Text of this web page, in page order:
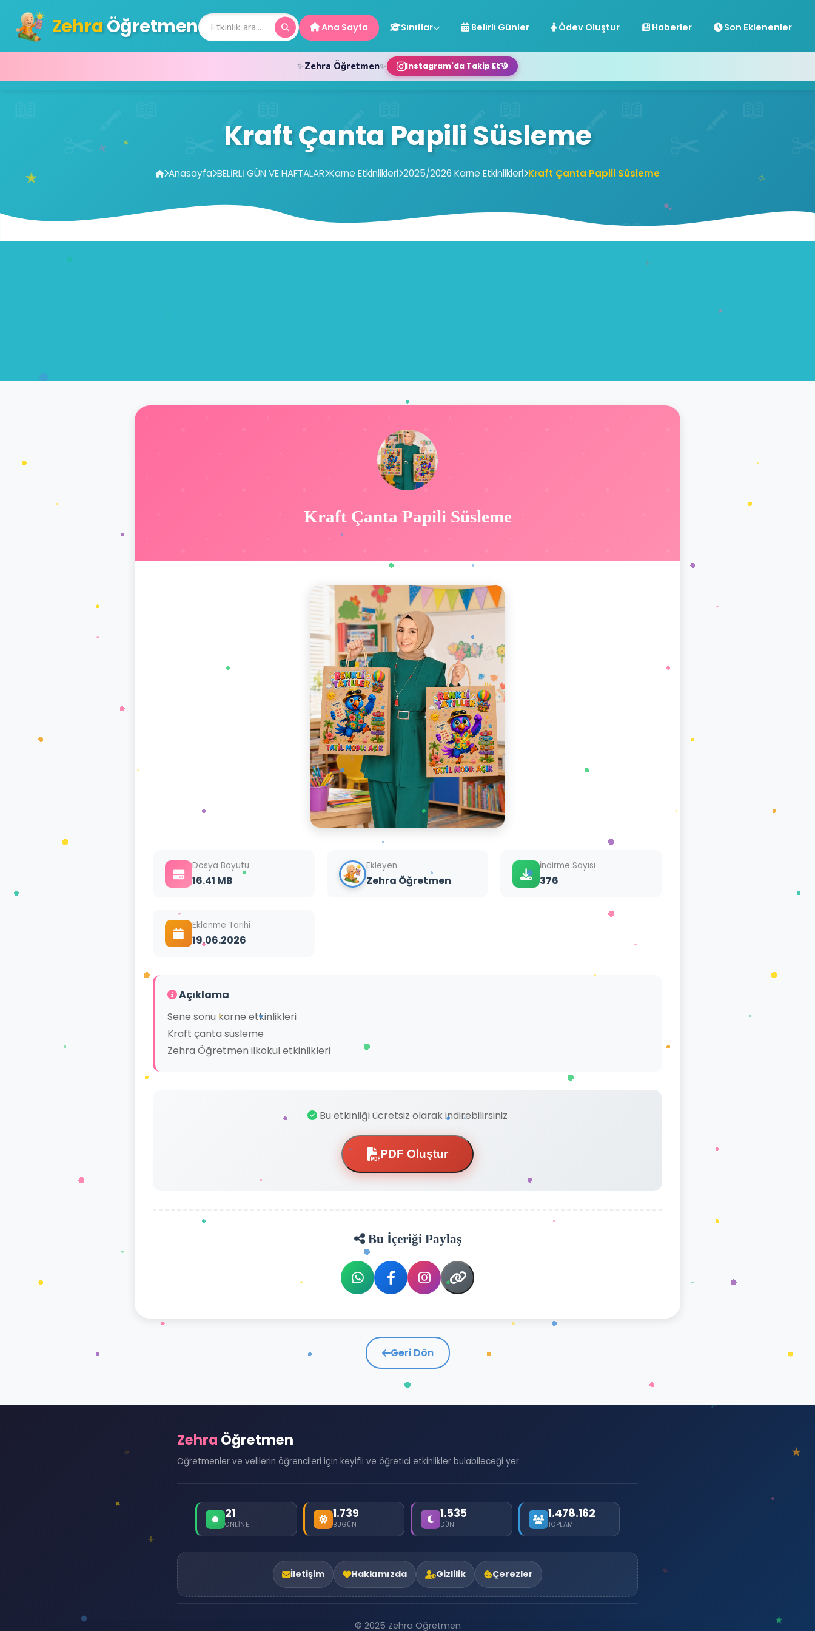
ZehraÖğretmen Ana Sayfa Sınıflar Belirli Günler Ödev Oluştur Haberler Son Eklenenler
✨Zehra Öğretmen✨ Instagram'da Takip Et
Kraft Çanta Papili Süsleme
Anasayfa BELİRLİ GÜN VE HAFTALAR Karne Etkinlikleri 2025/2026 Karne Etkinlikleri Kraft Çanta Papili Süsleme
Kraft Çanta Papili Süsleme
Dosya Boyutu
16.41 MB
Ekleyen
Zehra Öğretmen
İndirme Sayısı
376
Eklenme Tarihi
19.06.2026
Açıklama
Sene sonu karne etkinlikleri
Kraft çanta süsleme
Zehra Öğretmen ilkokul etkinlikleri
Bu etkinliği ücretsiz olarak indirebilirsiniz
PDF Oluştur
Bu İçeriği Paylaş
Geri Dön
Zehra Öğretmen
Öğretmenler ve velilerin öğrencileri için keyifli ve öğretici etkinlikler bulabileceği yer.
21
ONLINE
1.739
BUGÜN
1.535
DÜN
1.478.162
TOPLAM
İletişim Hakkımızda Gizlilik Çerezler
© 2025 Zehra Öğretmen